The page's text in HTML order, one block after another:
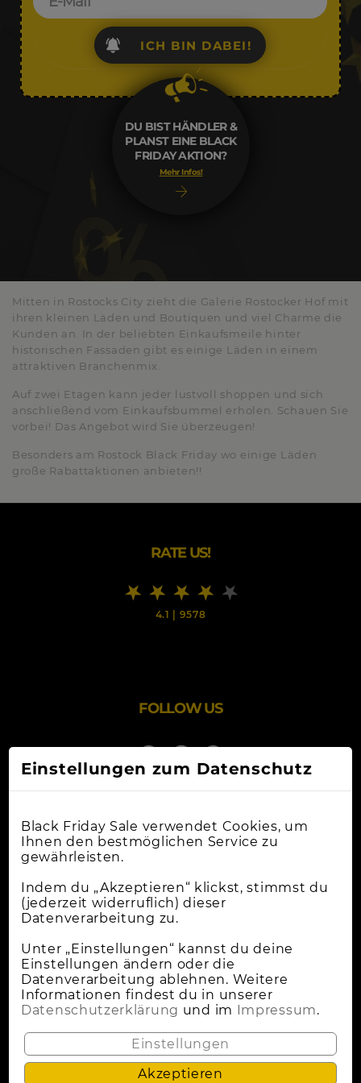
DU BIST HÄNDLER &
PLANST EINE BLACK
FRIDAY AKTION?
Mehr Infos!
ICH BIN DABEI!
Mitten in Rostocks City zieht die Galerie Rostocker Hof mit
ihren kleinen Läden und Boutiquen und viel Charme die
Kunden an. In der beliebten Einkaufsmeile hinter
historischen Fassaden gibt es einige Läden in einem
attraktiven Branchenmix.
Auf zwei Etagen kann jeder lustvoll shoppen und sich
anschließend vom Einkaufsbummel erholen. Schauen Sie
vorbei! Das Angebot wird Sie überzeugen!
Besonders am Rostock Black Friday wo einige Läden
große Rabattaktionen anbieten!!
RATE US!
4.1 | 9578
FOLLOW US
Online-Shops
Apple Deals
Cybermonday
News
Wann Ist Black Friday?
Impressum
Einstellungen zum Datenschutz
Black Friday Sale verwendet Cookies, um
Ihnen den bestmöglichen Service zu
gewährleisten.
Indem du „Akzeptieren“ klickst, stimmst du
(jederzeit widerruflich) dieser
Datenverarbeitung zu.
Unter „Einstellungen“ kannst du deine
Einstellungen ändern oder die
Datenverarbeitung ablehnen. Weitere
Informationen findest du in unserer
Datenschutzerklärung und im Impressum.
Einstellungen
Akzeptieren